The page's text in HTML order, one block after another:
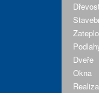
Dveře
Okna